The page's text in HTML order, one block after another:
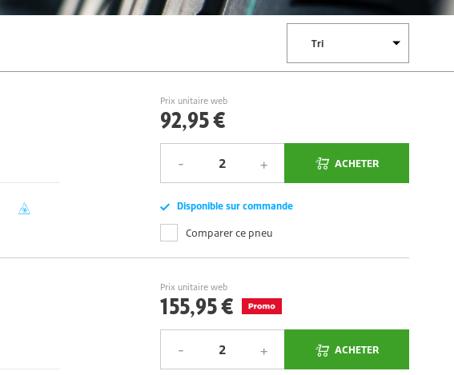
Prix unitaire web
92,95 €
ACHETER
Disponible sur commande
Comparer ce pneu
Prix unitaire web
155,95 €
ACHETER